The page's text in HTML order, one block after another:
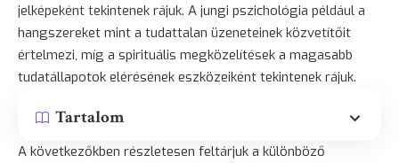
jelképeként tekintenek rájuk. A jungi pszichológia például a
hangszereket mint a tudattalan üzeneteinek közvetítőit
értelmezi, míg a spirituális megközelítések a magasabb
tudatállapotok elérésének eszközeiként tekintenek rájuk.
Tartalom
A következőkben részletesen feltárjuk a különböző